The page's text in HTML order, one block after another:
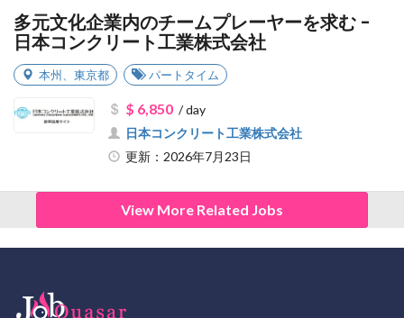
多元文化企業内のチームプレーヤーを求む -
日本コンクリート工業株式会社
本州 東京都 パートタイム
$ 6,850/ day
日本コンクリート工業株式会社
更新：2026年7月23日
View More Related Jobs